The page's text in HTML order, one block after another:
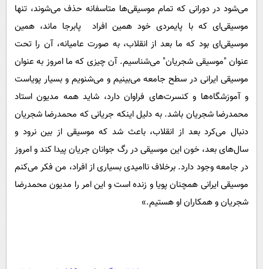
می‌شود در دورانی که تمام موسیقی‌ها متاسفانه حذف می‌شوند، تنها
موسیقی‌ای که با پایمردی خود همین افراد پابرجا ماند، همین
موسیقی‌ای بود که ما بعد از انقلاب، به صورت عامیانه، آن را تحت
عنوان "موسیقی شجریان" می‌شناسیم. آن چیزی که ما امروز به عنوان
موسیقی ایرانی در سطح جامعه می‌بینیم و می‌شنویم و بسیار پویاست
و آموزشگاه‌ها و کنسرت‌های فراوان دارد، شاید همه مدیون استاد
محمدرضا شجریان باشد. به دلیل اینکه جریانی که محمدرضا شجریان
دنبال می‌کرد بعد از انقلاب، باعث شد که موسیقی از بین نرود و
سال‌های بعد، خون این موسیقی در رگ جوانان جریان پیدا کند و امروز
در جامعه وجود دارد. برخلاف ناامیدی بسیاری از افراد، من فکر می‌کنم
موسیقی ایرانی همچنان پویا و زنده است و این امر را مدیون محمدرضا
شجریان و همکاران او هستیم.»